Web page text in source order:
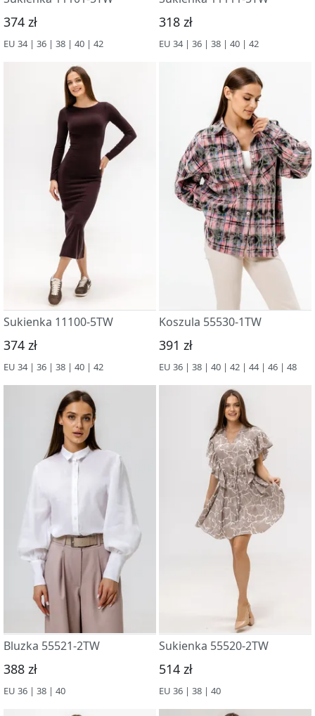
374 zł
EU 34 | 36 | 38 | 40 | 42
318 zł
EU 34 | 36 | 38 | 40 | 42
Sukienka 11100-5TW
374 zł
EU 34 | 36 | 38 | 40 | 42
Koszula 55530-1TW
391 zł
EU 36 | 38 | 40 | 42 | 44 | 46 | 48
Bluzka 55521-2TW
388 zł
EU 36 | 38 | 40
Sukienka 55520-2TW
514 zł
EU 36 | 38 | 40